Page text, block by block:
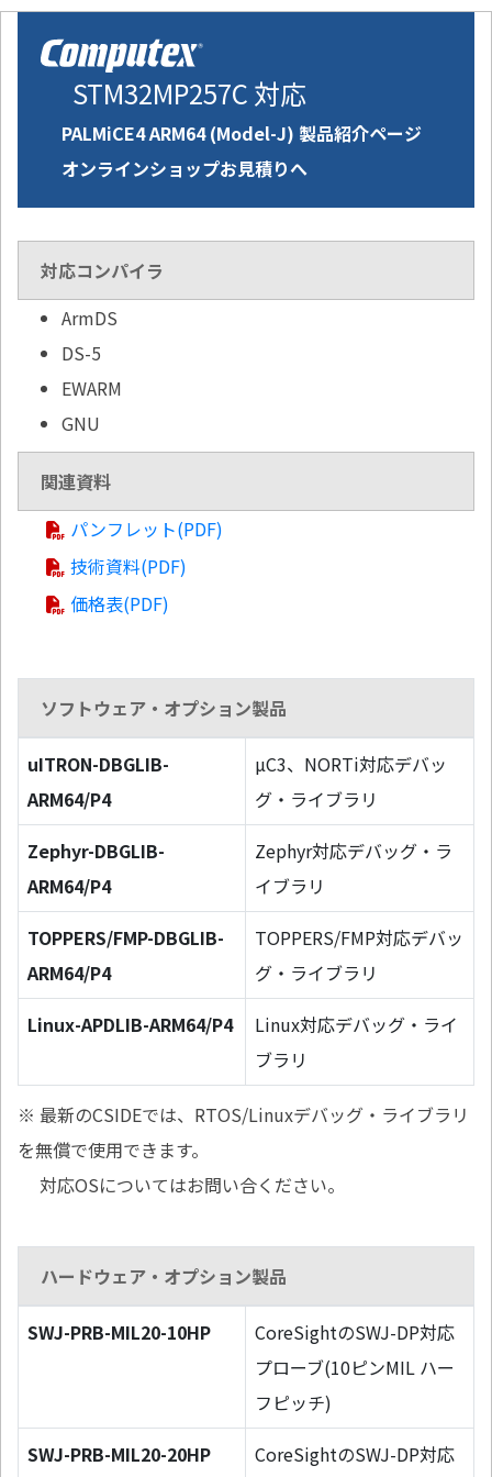
STM32MP257C 対応
PALMiCE4 ARM64 (Model-J) 製品紹介ページ
オンラインショップお見積りへ
対応コンパイラ
ArmDS
DS-5
EWARM
GNU
関連資料
パンフレット(PDF)
技術資料(PDF)
価格表(PDF)
ソフトウェア・オプション製品
uITRON-DBGLIB-
ARM64/P4
µC3、NORTi対応デバッ
グ・ライブラリ
Zephyr-DBGLIB-
ARM64/P4
Zephyr対応デバッグ・ラ
イブラリ
TOPPERS/FMP-DBGLIB-
ARM64/P4
TOPPERS/FMP対応デバッ
グ・ライブラリ
Linux-APDLIB-ARM64/P4
Linux対応デバッグ・ライ
ブラリ
※ 最新のCSIDEでは、RTOS/Linuxデバッグ・ライブラリ
を無償で使用できます。
対応OSについてはお問い合ください。
ハードウェア・オプション製品
SWJ-PRB-MIL20-10HP
CoreSightのSWJ-DP対応
プローブ(10ピンMIL ハー
フピッチ)
SWJ-PRB-MIL20-20HP
CoreSightのSWJ-DP対応